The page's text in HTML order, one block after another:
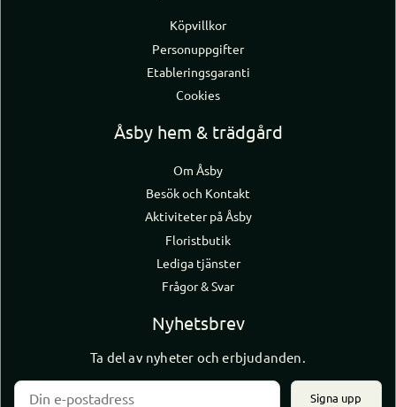
Köpvillkor
Personuppgifter
Etableringsgaranti
Cookies
Åsby hem & trädgård
Om Åsby
Besök och Kontakt
Aktiviteter på Åsby
Floristbutik
Lediga tjänster
Frågor & Svar
Nyhetsbrev
Ta del av nyheter och erbjudanden.
Signa upp